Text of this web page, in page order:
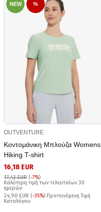
NEW %
OUTVENTURE
Κοντομάνικη Μπλούζα Womens
Hiking T-shirt
16,18 EUR
17,43 EUR (-7%)
Καλύτερη τιμή των τελευταίων 30
ημερών
24,90 EUR (-35%) Προτεινόμενη Τιμή
Καταλόγου